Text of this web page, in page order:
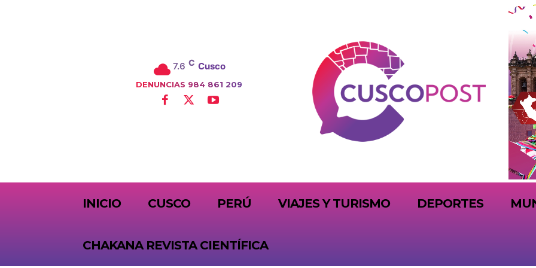
7.6 C Cusco
DENUNCIAS 984 861 209
INICIO CUSCO PERÚ VIAJES Y TURISMO DEPORTES
CHAKANA REVISTA CIENTÍFICA